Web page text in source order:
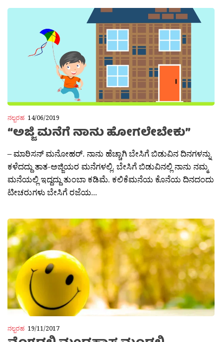
ನಲ್ಬರಹ 14/06/2019
“ಅಜ್ಜಿ ಮನೆಗೆ ನಾನು ಹೋಗಲೇಬೇಕು”
– ಮಾರಿಸನ್ ಮನೋಹರ್. ನಾನು ಹೆಚ್ಚಾಗಿ ಬೇಸಿಗೆ ಬಿಡುವಿನ ದಿನಗಳನ್ನು
ಕಳೆದದ್ದು ತಾತ-ಅಜ್ಜಿಯರ ಮನೆಗಳಲ್ಲಿ. ಬೇಸಿಗೆ ಬಿಡುವಿನಲ್ಲಿ ನಾನು ನಮ್ಮ
ಮನೆಯಲ್ಲಿ ಇದ್ದದ್ದು ತುಂಬಾ ಕಡಿಮೆ. ಕಲಿಕೆಮನೆಯ ಕೊನೆಯ ದಿನದಂದು
ಟೀಚರುಗಳು ಬೇಸಿಗೆ ರಜೆಯ...
ನಲ್ಬರಹ 19/11/2017